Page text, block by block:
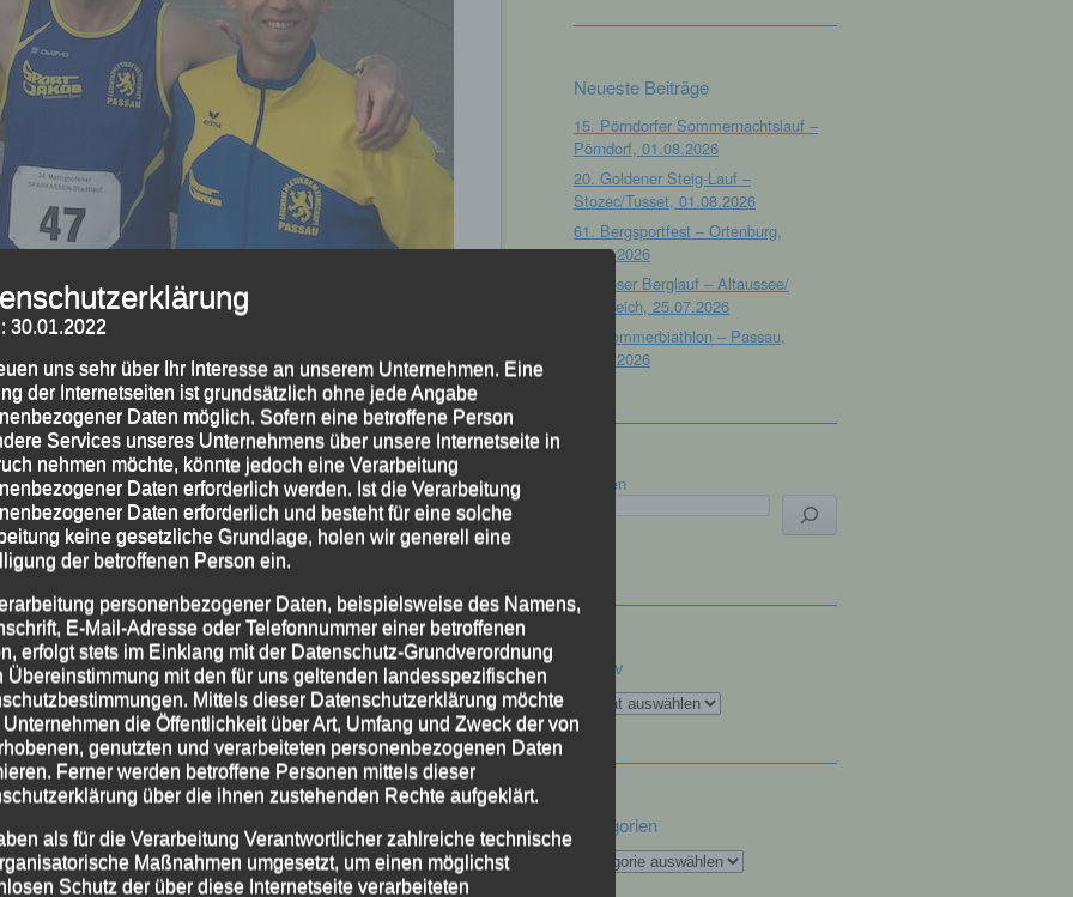
Jäger, Manfred Ammerl und Axel Brand
dem In- und Ausland, unter ihnen auch Sascha
Ammerlvon der Leichtathletik Gemeinschaft (LG)
des „Mattighofner Sparkassen-Stadtlaufes“, der
Cup“ zählt, an den Start.
der heuer sein 130jähriges Bestehen
einen selektiven Rundkurs mit zwei kurz
gelegene oberösterreichische 6100-
am Stadtplatz austrassiert, der für den Hauptlauf
holte sichSascha Jägerin einem couragierten
Fünfter der Gesamtwertung den Sieg in seiner
erkämpfte sich
Ammerl,der nach 38:53 Minuten als Dritter
Neueste Beiträge
15. Pörndorfer Sommernachtslauf –
Pörndorf, 01.08.2026
20. Goldener Steig-Lauf –
Stozec/Tusset, 01.08.2026
61. Bergsportfest – Ortenburg,
26.07.2026
12. Loser Berglauf – Altaussee/
Österreich, 25.07.2026
32. Sommerbiathlon – Passau,
18.07.2026
Suchen
Archiv
Archiv
Kategorien
Kategorien
30.01.2022
uns sehr über Ihr Interesse an unserem Unternehmen. Eine
der Internetseiten ist grundsätzlich ohne jede Angabe
Daten möglich. Sofern eine betroffene Person
Services unseres Unternehmens über unsere Internetseite in
nehmen möchte, könnte jedoch eine Verarbeitung
Daten erforderlich werden. Ist die Verarbeitung
Daten erforderlich und besteht für eine solche
keine gesetzliche Grundlage, holen wir generell eine
der betroffenen Person ein.
personenbezogener Daten, beispielsweise des Namens,
E-Mail-Adresse oder Telefonnummer einer betroffenen
erfolgt stets im Einklang mit der Datenschutz-Grundverordnung
Übereinstimmung mit den für uns geltenden landesspezifischen
Mittels dieser Datenschutzerklärung möchte
die Öffentlichkeit über Art, Umfang und Zweck der von
genutzten und verarbeiteten personenbezogenen Daten
Ferner werden betroffene Personen mittels dieser
über die ihnen zustehenden Rechte aufgeklärt.
als für die Verarbeitung Verantwortlicher zahlreiche technische
Maßnahmen umgesetzt, um einen möglichst
Schutz der über diese Internetseite verarbeiteten